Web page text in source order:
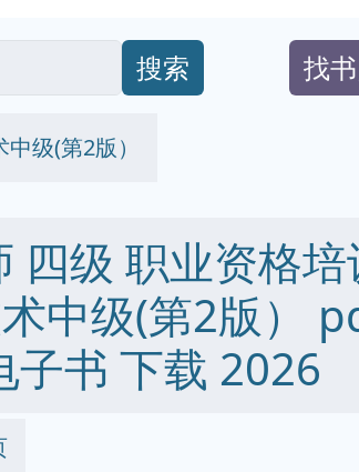
搜索 找
级(第2版）
四级 职业资格
中级(第2版）
书 下载 2026